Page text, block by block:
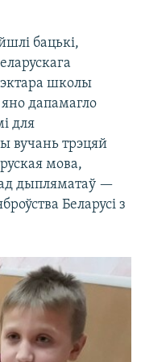
бацькі,
школы
дапамагло
для
вучань трэцяй
мова,
дыпляматаў —
Беларусі з